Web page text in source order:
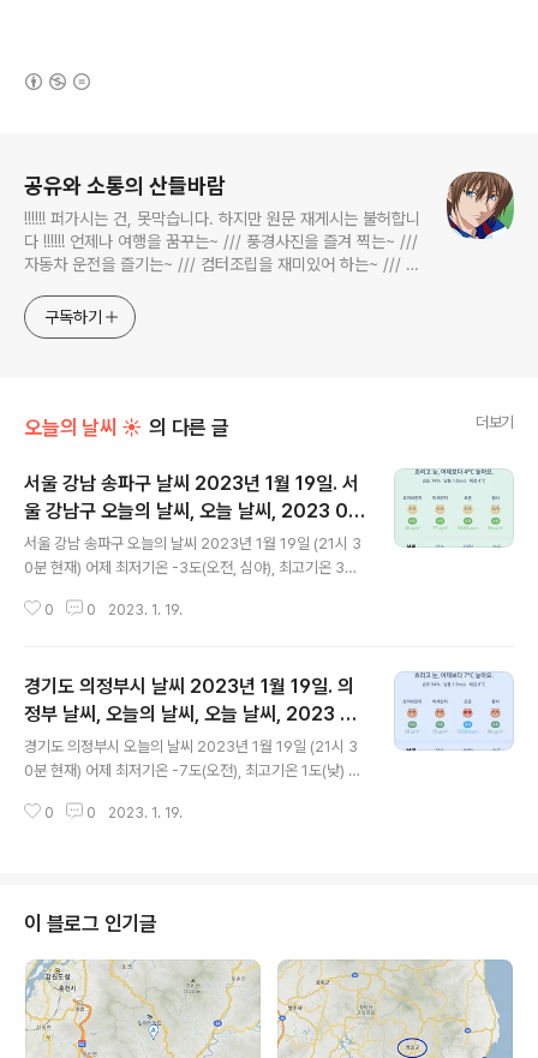
공유와 소통의 산들바람
!!!!!! 퍼가시는 건, 못막습니다. 하지만 원문 재게시는 불허합니
다 !!!!!! 언제나 여행을 꿈꾸는~ /// 풍경사진을 즐겨 찍는~ ///
자동차 운전을 즐기는~ /// 컴터조립을 재미있어 하는~ /// 고
식하는 미드가 있는~ /// 사회적 이슈에 발언하는~ 不老巨
구독하기
오늘의 날씨 ☀ 의 다른 글 더보기
서울 강남 송파구 날씨 2023년 1월 19일. 서
울 강남구 오늘의 날씨, 오늘 날씨, 2023 011
9, 초미세먼지, 미세먼지, 황사, 자외선
서울 강남 송파구 오늘의 날씨 2023년 1월 19일 (21시 3
0분 현재) 어제 최저기온 -3도(오전, 심야), 최고기온 3도
다 2도 낮은 최저기온, 어제보다 2도 높은 최고기온입니다
* 눈비 올 확률은 위 이미지에서 시간별 기상 상태 참조 대
기상황 공기질은 어제 초미세먼지 보통 = 22 ㎍/m³ 미세
먼지는 보통 = 56 ㎍/m³ 황사는 보통 = 59 ㎍/m³ 자외
선 (오후) = 보통 오늘 초미세먼지 보통 = 26 ㎍/m³ 미세
먼지는 보통 = 77 ㎍/m³ 황사는 보통 = 86 ㎍/m³ 자외
선 (오후) = 보통 대기상태는 어제..
0 0 2023. 1. 19.
경기도 의정부시 날씨 2023년 1월 19일. 의
정부 날씨, 오늘의 날씨, 오늘 날씨, 2023 01
19, 초미세먼지, 미세먼지, 황사, 자외선
경기도 의정부시 오늘의 날씨 2023년 1월 19일 (21시 3
0분 현재) 어제 최저기온 -7도(오전), 최고기온 1도(낮) 오
낮은 최저기온, 어제보다 2도 높은 최고기온입니다 아침에
황 공기질은 어제 초미세먼지 좋음 = 14 ㎍/m³ 미세먼지
는 보통 = 48 ㎍/m³ 황사는 보통 = 59 ㎍/m³ 자외선
(오후) = 보통 오늘 초미세먼지 보통 = 28 ㎍/m³ 미세먼
지는 보통 = 75 ㎍/m³ 황사는 보통 = 86 ㎍/m³ 자외선
(오후) = 보통 대기상태는 어제보다 ..
0 0 2023. 1. 19.
이 블로그 인기글